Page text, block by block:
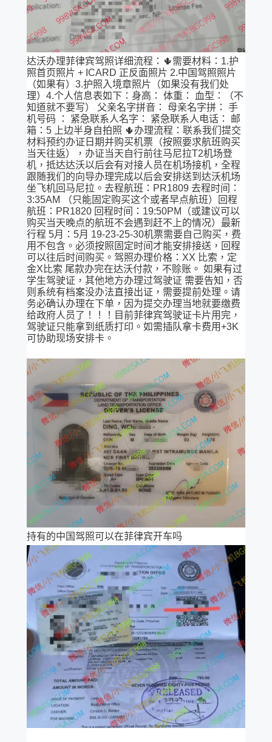
达沃办理菲律宾驾照详细流程：🌵需要材料：1.护
照首页照片 + ICARD 正反面照片 2.中国驾照照片
（如果有）3.护照入境章照片（如果没有我们处
理）4.个人信息表如下：身高： 体重： 血型：（不
知道就不要写） 父亲名字拼音： 母亲名字拼： 手
机号码 ： 紧急联系人名字： 紧急联系人电话： 邮
箱：5 上边半身自拍照 🌵办理流程：联系我们提交
材料预约办证日期并购买机票（按照要求航班购买
当天往返），办证当天自行前往马尼拉T2机场登
机，抵达达沃以后会有对接人员在机场接机，全程
跟随我们的向导办理完成以后会安排送到达沃机场
坐飞机回马尼拉。去程航班：PR1809 去程时间：
3:35AM （只能固定购买这个或者早点航班）回程
航班：PR1820 回程时间：19:50PM（或建议可以
购买当天晚点的航班不会遇到赶不上的情况）最新
行程 5月：5月 19-23-25-30机票需要自己购买，费
用不包含。必须按照固定时间才能安排接送，回程
可以往后时间购买。驾照办理价格：XX 比索，定
金X比索 尾款办完在达沃付款，不赊账。 如果有过
学生驾驶证，其他地方办理过驾驶证 需要告知，否
则系统有档案没办法直接出证，需要提前处理。请
务必确认办理在下单，因为提交办理当地就要缴费
给政府人员了！！！目前菲律宾驾驶证卡片用完，
驾驶证只能拿到纸质打印。如需插队拿卡费用+3K
可协助现场安排卡。
持有的中国驾照可以在菲律宾开车吗